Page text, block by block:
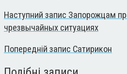
Наступний запис Запорожцам
чрезвычайных ситуациях
Попередній запис Сатирикон